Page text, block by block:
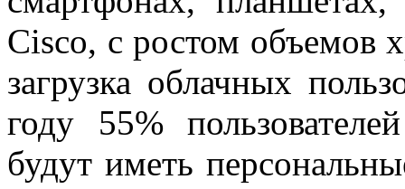
Cisco, с ростом объемов
загрузка облачных
году 55%
будут иметь